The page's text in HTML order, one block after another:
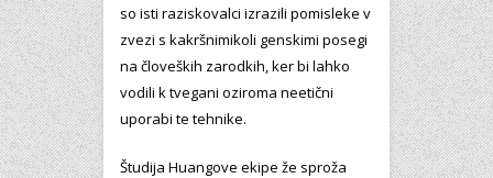
so isti raziskovalci izrazili pomisleke v
zvezi s kakršnimikoli genskimi posegi
na človeških zarodkih, ker bi lahko
vodili k tvegani oziroma neetični
uporabi te tehnike.
Študija Huangove ekipe že sproža